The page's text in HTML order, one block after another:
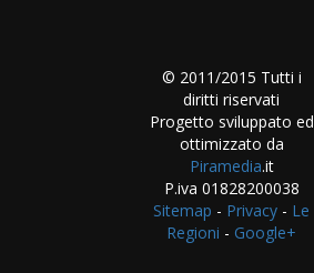
© 2011/2015 Tutti i
diritti riservati
Progetto sviluppato ed
ottimizzato da
Piramedia.it
P.iva 01828200038
Sitemap - Privacy - Le
Regioni - Google+